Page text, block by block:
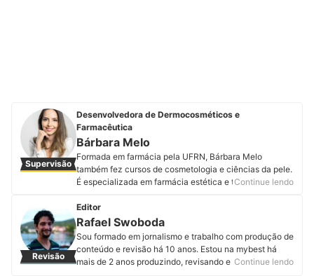
Supervisão
Desenvolvedora de Dermocosméticos e
Farmacêutica
Bárbara Melo
Formada em farmácia pela UFRN, Bárbara Melo
também fez cursos de cosmetologia e ciências da pele.
É especializada em farmácia estética e tem MBA em
disso, é responsável pela pesquisa e desenvolvimento
de dermocosméticos da Companhia da Fórmula e
realiza palestras e consultoria de cosmetologia e
prescrição para profissionais que atuam na área
estética. Conheça mais sobre a Bárbara Melo no
Instagram e Facebook.
Continue lendo
Revisão
Editor
Rafael Swoboda
Sou formado em jornalismo e trabalho com produção de
conteúdo e revisão há 10 anos. Estou na mybest há
mais de 2 anos produzindo, revisando e atualizando
Continue lendo